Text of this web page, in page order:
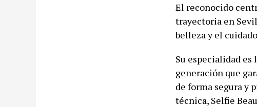
El reconocido
trayectoria en
belleza y el
Su especialidad es
generación que
de forma segura y
técnica, Selfie